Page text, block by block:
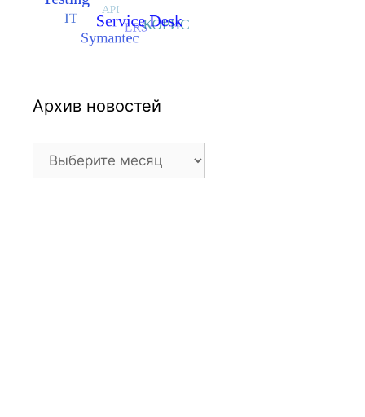
Архив новостей
Архив
новостей